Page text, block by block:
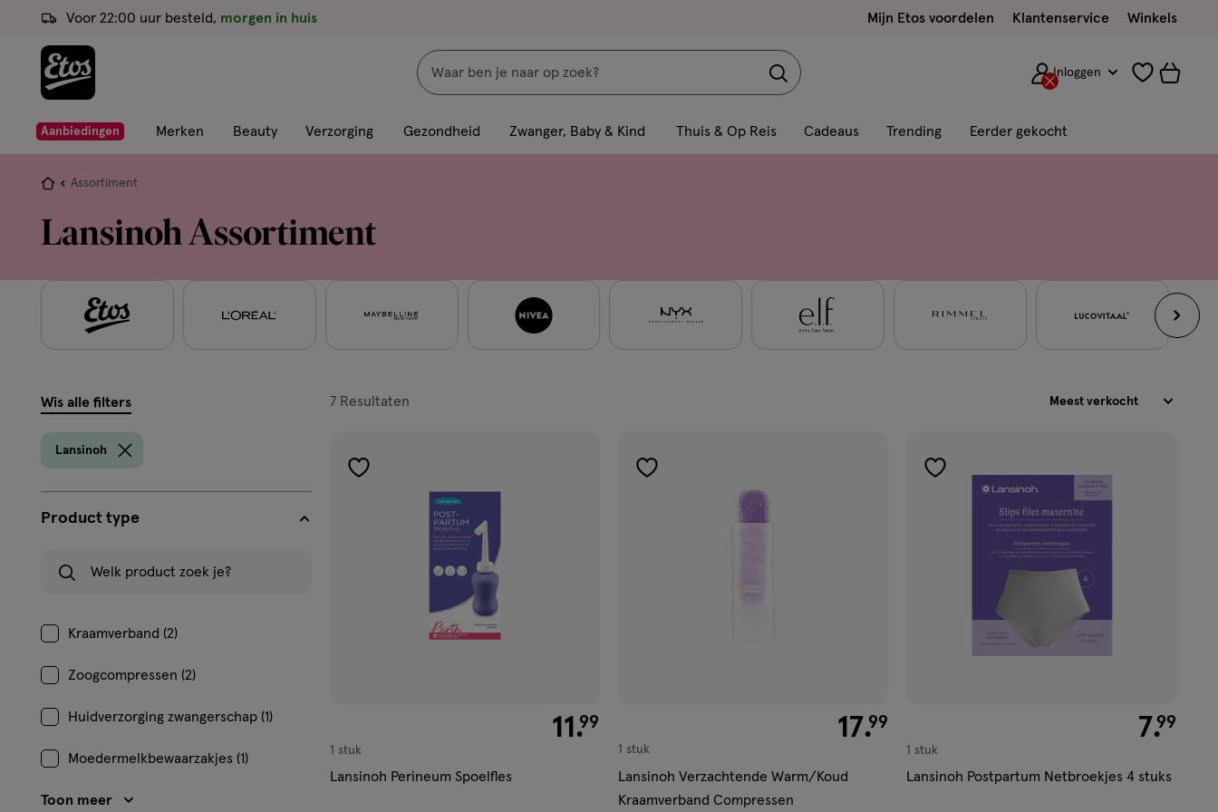
ga
de
hoofd
ga
naar
de
ga
naar
footer
Voor 22:00 uur besteld, morgen in huis Mijn Etos voordelen Klantenservice Winkels
Zoeken
met
dit
geavanceerde
zoekopties
Inloggen
Aanbiedingen Merken Beauty Verzorging Gezondheid Zwanger, Baby & Kind Thuis & Op Reis Cadeaus Trending Eerder gekocht
Je
hier:
Assortiment
Lansinoh Assortiment
filters
Wis alle filters
Lansinoh
Product type
Kraamverband (2)
Zoogcompressen (2)
Huidverzorging zwangerschap (1)
Moedermelkbewaarzakjes (1)
Toon meer
7Resultaten
producten
toevoegen
€ 11.99
11 .99
1 stuk
Lansinoh Perineum Spoelfles
toevoegen
€ 17.99
17.99
1 stuk
Lansinoh Verzachtende Warm/Koud
Kraamverband Compressen
toevoegen
verlanglijst
€ 7.99
7.99
1 stuk
Lansinoh Postpartum Netbroekjes 4 stuks